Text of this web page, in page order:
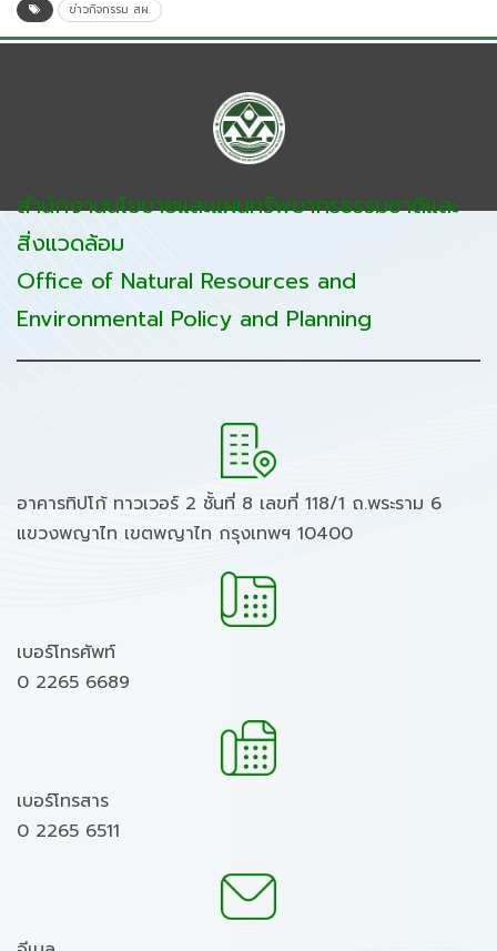
ข่าวกิจกรรม สผ.
สำนักงานนโยบายและแผนทรัพยากรธรรมชาติและ
สิ่งแวดล้อม
Office of Natural Resources and
Environmental Policy and Planning
อาคารทิปโก้ ทาวเวอร์ 2 ชั้นที่ 8 เลขที่ 118/1 ถ.พระราม 6
แขวงพญาไท เขตพญาไท กรุงเทพฯ 10400
เบอร์โทรศัพท์
0 2265 6689
เบอร์โทรสาร
0 2265 6511